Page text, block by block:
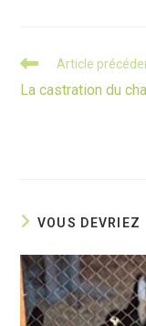
Read
articles
Article
La castration du
VOUS DEVRIEZ